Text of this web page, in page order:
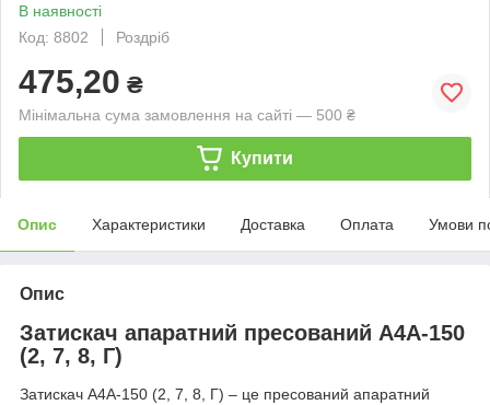
В наявності
Код: 8802
Роздріб
475,20 ₴
Мінімальна сума замовлення на сайті — 500 ₴
Купити
Опис Характеристики Доставка Оплата Умови
Опис
Затискач апаратний пресований А4А-150
(2, 7, 8, Г)
Затискач А4А-150 (2, 7, 8, Г) – це пресований апаратний